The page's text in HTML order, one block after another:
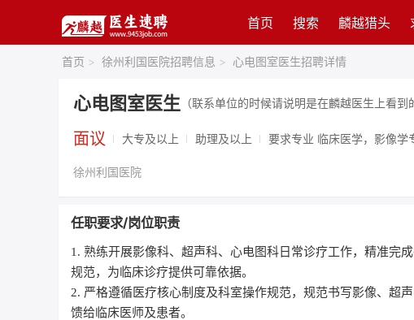
首页 搜索 麟越猎头
首页 > 徐州利国医院招聘信息 > 心电图室医生招聘详情
心电图室医生 （联系单位的时候请说明是在麟越医生上看到
面议 大专及以上 助理及以上 要求专业 临床医学，影像学
徐州利国医院
任职要求/岗位职责
1. 熟练开展影像科、超声科、心电图科日常诊疗工作，精准完
规范，为临床诊疗提供可靠依据。
2. 严格遵循医疗核心制度及科室操作规范，规范书写影像、超
馈给临床医师及患者。